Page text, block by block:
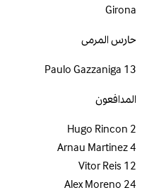
Girona
حارس المرمى
13
Paulo Gazzaniga
المدافعون
2
Hugo Rincon
4
Arnau Martinez
12
Vitor Reis
24
Alex Moreno